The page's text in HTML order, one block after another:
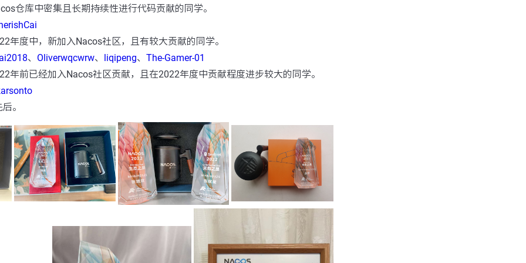
仓库中密集且长期持续性进行代码贡献的同学。
年度中，新加入Nacos社区，且有较大贡献的同学。
、 Oliverwqcwrw、 liqipeng、 The-Gamer-01
年前已经加入Nacos社区贡献，且在2022年度中贡献程度进步较大的同学。
。